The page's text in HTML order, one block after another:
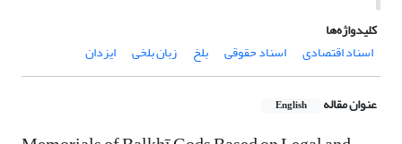
کلیدواژه‌ها
اسناد اقتصادی
اسناد حقوقی بلخ زبان بلخی ایزدان
عنوان مقاله English